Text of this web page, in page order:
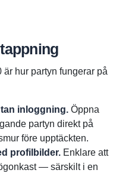
är hur partyn fungerar på
inloggning. Öppna
partyn direkt på
före upptäckten.
profilbilder. Enklare att
— särskilt i en